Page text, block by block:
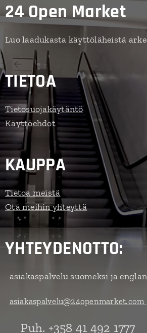
24 Open Market
Luo laadukasta käyttöläheistä
TIETOA
Tietosuojakäytäntö
Käyttöehdot
KAUPPA
Tietoa meistä
Ota meihin yhteyttä
YHTEYDENOTTO:
asiakaspalvelu suomeksi ja
asiakaspalvelu@24openmarket.com
Puh. +358 41 492 1777